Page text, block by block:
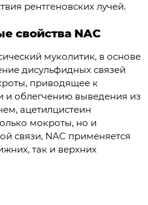
рентгеновских лучей.
свойства NAC
муколитик, в основе
дисульфидных связей
приводящее к
и облегчению выведения из
ацетилцистеин
мокроты, но и
связи, NAC применяется
так и верхних